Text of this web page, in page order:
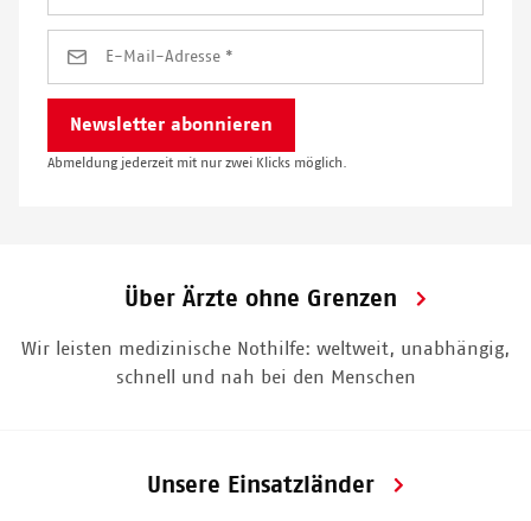
Abmeldung jederzeit mit nur zwei Klicks möglich.
Über Ärzte ohne Grenzen
Wir leisten medizinische Nothilfe: weltweit, unabhängig,
schnell und nah bei den Menschen
Unsere Einsatzländer